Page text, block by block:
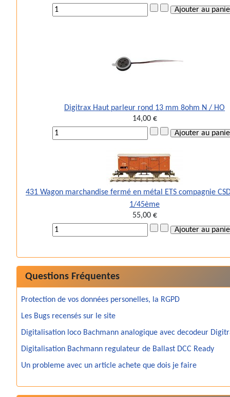
Digitrax Haut parleur rond 13 mm 8ohm N / HO
14,00 €
431 Wagon marchandise fermé en métal ETS compagnie
1/45ème
55,00 €
Questions Fréquentes
Protection de vos données personelles, la RGPD
Les Bugs recensés sur le site
Digitalisation loco Bachmann analogique avec decodeur
Digitalisation Bachmann regulateur de Ballast DCC Ready
Un probleme avec un article achete que dois je faire